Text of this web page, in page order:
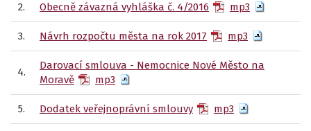
2. Obecně závazná vyhláška č. 4/2016 mp3
3. Návrh rozpočtu města na rok 2017 mp3
4.
Darovací smlouva - Nemocnice Nové Město na
Moravě
mp3
5. Dodatek veřejnoprávní smlouvy mp3